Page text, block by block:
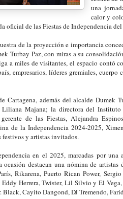
una
calor y
oficial de las Fiestas de Independencia
de la proyección e importancia
Turbay Paz, con miras a su
a miles de visitantes, el espacio contó
empresarios, líderes gremiales,
Cartagena, además del alcalde Dumek
Majana; la directora del
de las Fiestas, Alejandra
de la Independencia 2024-2025,
festivos y artistas invitados.
en el 2025, marcadas por
ocasión destacan una nómina de
Rikarena, Puerto Rican Power,
Eddy Herrera, Twister, Lil Silvio y El
Black, Cayito Dangond, DJ Tremendo,